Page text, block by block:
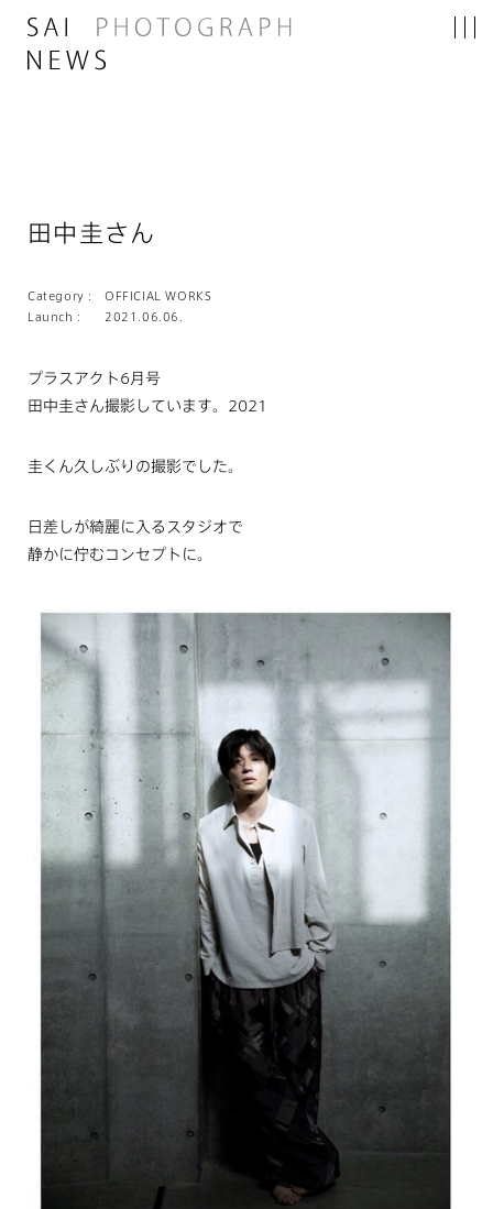
田中圭さん
Category :
OFFICIAL WORKS
Launch :
2021.06.06.
プラスアクト6月号
田中圭さん撮影しています。2021
圭くん久しぶりの撮影でした。
日差しが綺麗に入るスタジオで
静かに佇むコンセプトに。